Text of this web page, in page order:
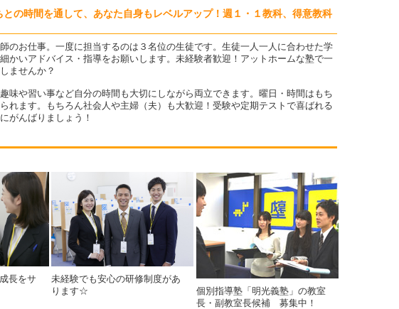
の時間を通して、あなた自身もレベルアップ！週１・１教科、得意教科
のお仕事。一度に担当するのは３名位の生徒です。生徒一人一人に合わせた学
かいアドバイス・指導をお願いします。未経験者歓迎！アットホームな塾で一
ませんか？
味や習い事など自分の時間も大切にしながら両立できます。曜日・時間はもち
れます。もちろん社会人や主婦（夫）も大歓迎！受験や定期テストで喜ばれる
がんばりましょう！
長をサ
未経験でも安心の研修制度があ
ります☆
個別指導塾「明光義塾」の教室
長・副教室長候補 募集中！